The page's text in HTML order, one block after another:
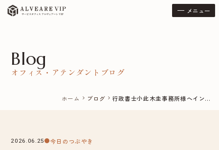
メニュー
Blog
オフィス・アテンダントブログ
ホーム chevron_right ブログ chevron_right 行政書士小此木圭事務所様へイン...
2026.06.25 今日のつぶやき